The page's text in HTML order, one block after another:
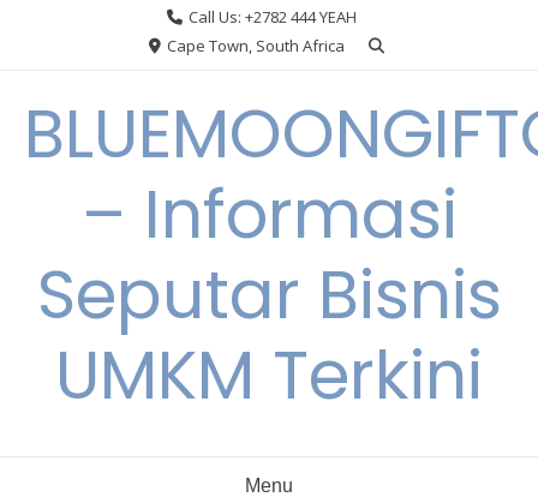
Call Us: +2782 444 YEAH
Cape Town, South Africa
– Informasi
Seputar Bisnis
UMKM Terkini
Menu